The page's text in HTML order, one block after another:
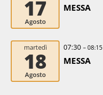
17
Agosto
MESSA
martedì
18
Agosto
07:30 – 08:15
MESSA